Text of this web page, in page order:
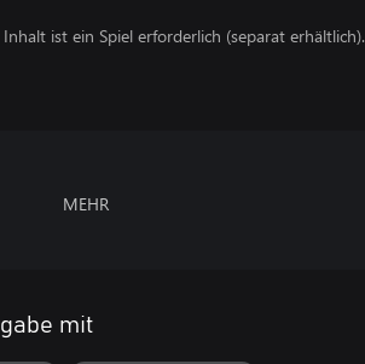
Inhalt ist ein Spiel erforderlich (separat erhältlich).
MEHR
mit